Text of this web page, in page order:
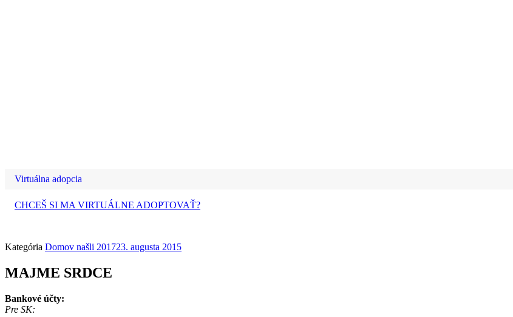
Virtuálna adopcia
CHCEŠ SI MA VIRTUÁLNE ADOPTOVAŤ?
Kategória Domov našli 201723. augusta 2015
MAJME SRDCE
Bankové účty:
Pre SK: